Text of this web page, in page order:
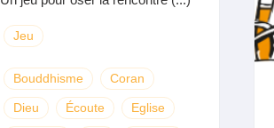
Jeu
Bouddhisme Coran
Dieu Écoute Eglise